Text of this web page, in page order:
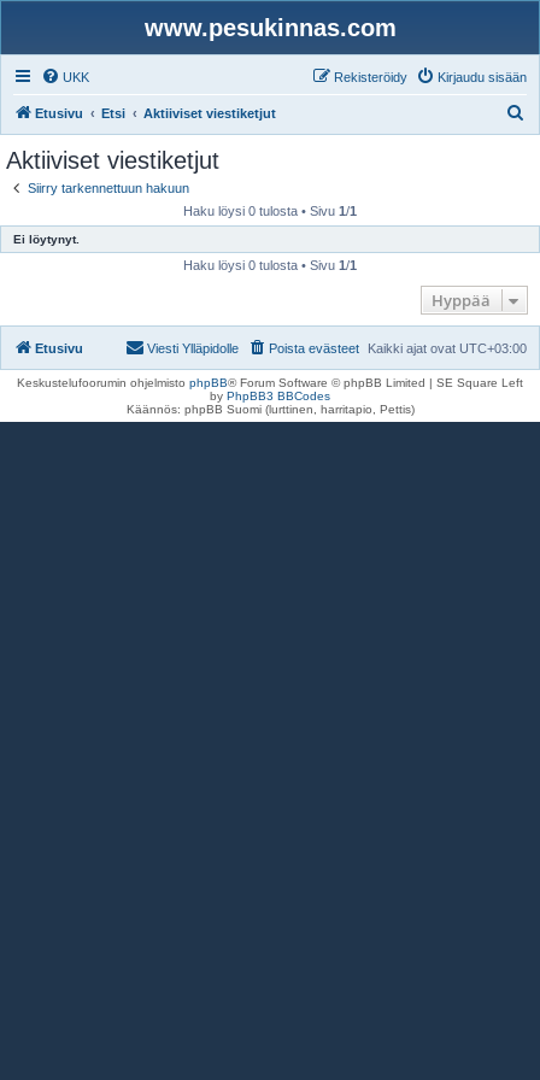
www.pesukinnas.com
UKK Kirjaudu sisään
Rekisteröidy
Etusivu Etsi Aktiiviset viestiketjut
Aktiiviset viestiketjut
Siirry tarkennettuun hakuun
Haku löysi 0 tulosta • Sivu 1/1
Ei löytynyt.
Haku löysi 0 tulosta • Sivu 1/1
Hyppää
Etusivu Kaikki ajat ovat UTC+03:00
Poista evästeet
Viesti Ylläpidolle
Keskustelufoorumin ohjelmisto phpBB® Forum Software © phpBB Limited | SE Square Left
by PhpBB3 BBCodes
Käännös: phpBB Suomi (lurttinen, harritapio, Pettis)